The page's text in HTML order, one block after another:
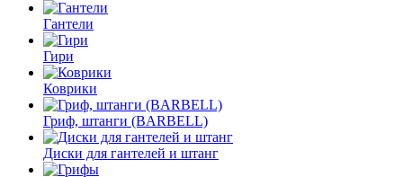
Гантели
Гири
Коврики
Гриф, штанги (BARBELL)
Диски для гантелей и штанг